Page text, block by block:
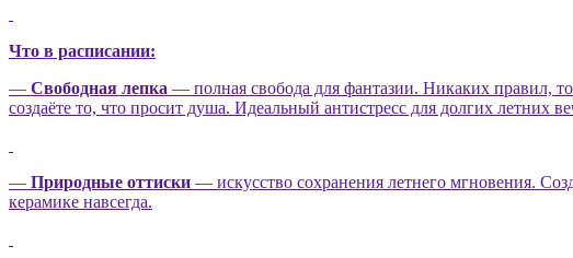
Что в расписании:
— Свободная лепка — полная свобода для фантазии. Никаких правил,
создаёте то, что просит душа. Идеальный антистресс для долгих летних
— Природные оттиски — искусство сохранения летнего мгновения.
керамике навсегда.